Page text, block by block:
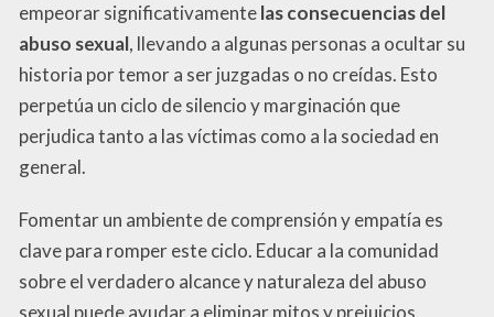
empeorar significativamentelas consecuencias del
abuso sexual, llevando a algunas personas a ocultar su
historia por temor a ser juzgadas o no creídas. Esto
perpetúa un ciclo de silencio y marginación que
perjudica tanto a las víctimas como a la sociedad en
general.
Fomentar un ambiente de comprensión y empatía es
clave para romper este ciclo. Educar a la comunidad
sobre el verdadero alcance y naturaleza del abuso
sexual puede ayudar a eliminar mitos y prejuicios,